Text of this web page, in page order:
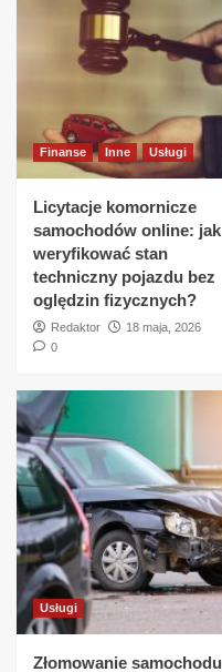
Finanse Inne Usługi
Licytacje komornicze
samochodów online: jak
weryfikować stan
techniczny pojazdu bez
oględzin fizycznych?
Redaktor
18 maja, 2026
0
Usługi
Złomowanie samochodu